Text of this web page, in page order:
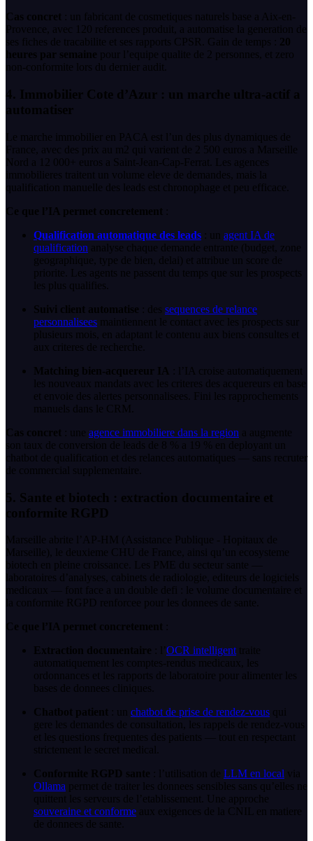
Cas concret : un fabricant de cosmetiques naturels base a Aix-en-
Provence, avec 120 references produit, a automatise la generation de
ses fiches de tracabilite et ses rapports CPSR. Gain de temps : 20
heures par semaine pour l’equipe qualite de 2 personnes, et zero
non-conformite lors du dernier audit.
4. Immobilier Cote d’Azur : un marche ultra-actif a
automatiser
Le marche immobilier en PACA est l’un des plus dynamiques de
France, avec des prix au m2 qui varient de 2 500 euros a Marseille
Nord a 12 000+ euros a Saint-Jean-Cap-Ferrat. Les agences
immobilieres traitent un volume eleve de demandes, mais la
qualification manuelle des leads est chronophage et peu efficace.
Ce que l’IA permet concretement
Qualification automatique des leads : un agent IA de
qualification analyse chaque demande entrante (budget, zone
geographique, type de bien, delai) et attribue un score de
priorite. Les agents ne passent du temps que sur les prospects
les plus qualifies.
Suivi client automatise : des sequences de relance
personnalisees maintiennent le contact avec les prospects sur
plusieurs mois, en adaptant le contenu aux biens consultes et
aux criteres de recherche.
Matching bien-acquereur IA
: l’IA croise automatiquement
les nouveaux mandats avec les criteres des acquereurs en base
et envoie des alertes personnalisees. Fini les rapprochements
manuels dans le CRM.
Cas concret : une agence immobiliere dans la region a augmente
son taux de conversion de leads de 8 % a 19 % en deployant un
chatbot de qualification et des relances automatiques — sans recruter
de commercial supplementaire.
5. Sante et biotech : extraction documentaire et
conformite RGPD
Marseille abrite l’AP-HM (Assistance Publique - Hopitaux de
Marseille), le deuxieme CHU de France, ainsi qu’un ecosysteme
biotech en pleine croissance. Les PME du secteur sante —
laboratoires d’analyses, cabinets de radiologie, editeurs de logiciels
medicaux — font face a un double defi : le volume documentaire et
la conformite RGPD renforcee pour les donnees de sante.
Ce que l’IA permet concretement
Extraction documentaire : l’OCR intelligent traite
automatiquement les comptes-rendus medicaux, les
ordonnances et les rapports de laboratoire pour alimenter les
bases de donnees cliniques.
Chatbot patient : un chatbot de prise de rendez-vous qui
gere les demandes de consultation, les rappels de rendez-vous
et les questions frequentes des patients — tout en respectant
strictement le secret medical.
Conformite RGPD sante : l’utilisation de LLM en local via
Ollama permet de traiter les donnees sensibles sans qu’elles ne
quittent les serveurs de l’etablissement. Une approche
souveraine et conforme aux exigences de la CNIL en matiere
de donnees de sante.